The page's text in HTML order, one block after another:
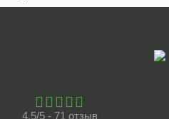
4.5/5 - 71 отзыв